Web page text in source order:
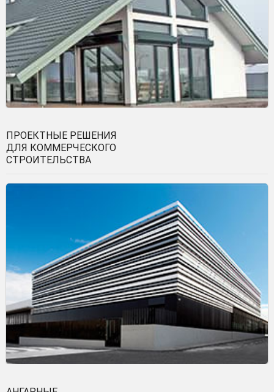
ПРОЕКТНЫЕ РЕШЕНИЯ
ДЛЯ КОММЕРЧЕСКОГО
СТРОИТЕЛЬСТВА